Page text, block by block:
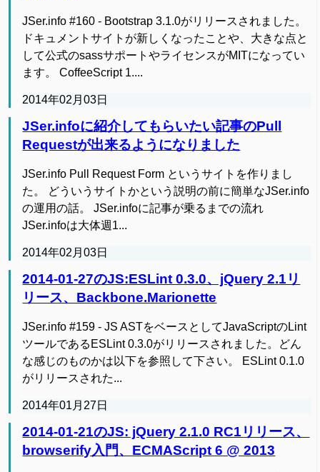
JSer.info #160 - Bootstrap 3.1.0がリリースされました。
ドキュメントサイトが新しくなったことや、大きな点と
して公式のsassサポートやライセンスがMITになってい
ます。 CoffeeScript 1....
2014年02月03日
JSer.infoに紹介してもらいたい記事のPull
Requestが出来るようになりました
JSer.info Pull Request Form というサイトを作りまし
た。 どういうサイトかという説明の前に簡単なJSer.info
の運用の話。 JSer.infoに記事が乗るまでの流れ
JSer.infoは大体週1...
2014年02月03日
2014-01-27のJS:ESLint 0.3.0、jQuery 2.1リ
リース、Backbone.Marionette
JSer.info #159 - JS ASTをベースとしてJavaScriptのLint
ツールであるESLint 0.3.0がリリースされました。どん
な感じのものかは以下を参照して下さい。 ESLint 0.1.0
がリリースされた...
2014年01月27日
2014-01-21のJS: jQuery 2.1.0 RC1リリース、
browserify入門、ECMAScript 6 @ 2013